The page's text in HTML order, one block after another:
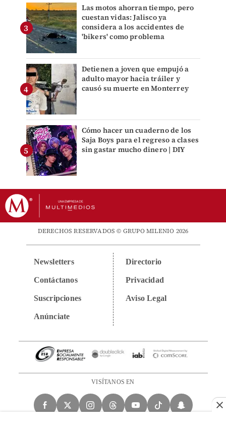
Las motos ahorran tiempo, pero
cuestan vidas: Jalisco ya
considera a los accidentes de
'bikers' como problema
Detienen a joven que empujó a
adulto mayor hacia tráiler y
causó su muerte en Monterrey
Cómo hacer un cuaderno de los
Saja Boys para el regreso a clases
sin gastar mucho dinero | DIY
DERECHOS RESERVADOS © GRUPO MILENIO 2026
Newsletters
Contáctanos
Suscripciones
Anúnciate
Directorio
Privacidad
Aviso Legal
VISÍTANOS EN